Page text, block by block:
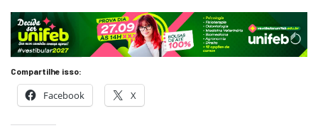
Compartilhe isso:
Facebook X